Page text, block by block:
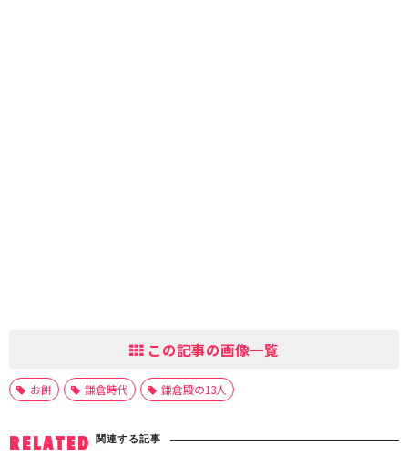
この記事の画像一覧
お餅 鎌倉時代 鎌倉殿の13人
RELATED 関連する記事